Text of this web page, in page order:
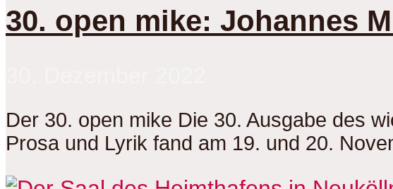
30. open mike: Johannes
Der 30. open mike Die 30. Ausgabe des
Prosa und Lyrik fand am 19. und 20.